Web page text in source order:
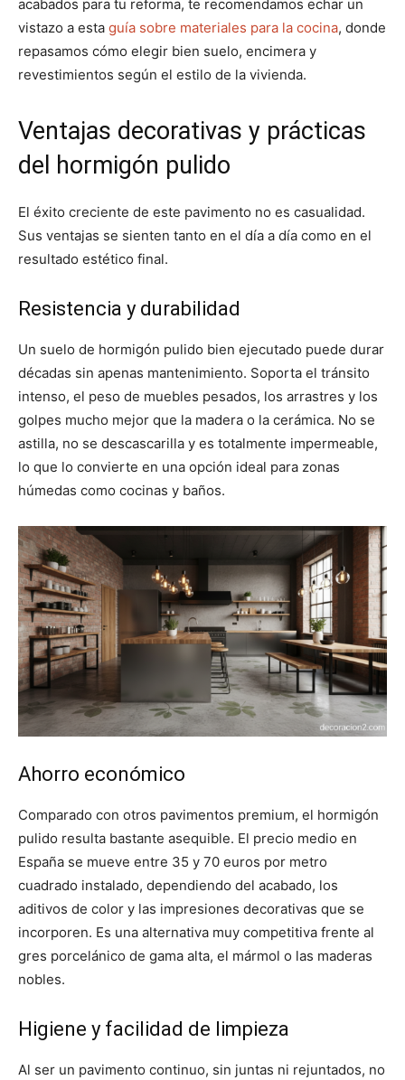
acabados para tu reforma, te recomendamos echar un
vistazo a esta guía sobre materiales para la cocina, donde
repasamos cómo elegir bien suelo, encimera y
revestimientos según el estilo de la vivienda.
Ventajas decorativas y prácticas
del hormigón pulido
El éxito creciente de este pavimento no es casualidad.
Sus ventajas se sienten tanto en el día a día como en el
resultado estético final.
Resistencia y durabilidad
Un suelo de hormigón pulido bien ejecutado puede durar
décadas sin apenas mantenimiento. Soporta el tránsito
intenso, el peso de muebles pesados, los arrastres y los
golpes mucho mejor que la madera o la cerámica. No se
astilla, no se descascarilla y es totalmente impermeable,
lo que lo convierte en una opción ideal para zonas
húmedas como cocinas y baños.
Ahorro económico
Comparado con otros pavimentos premium, el hormigón
pulido resulta bastante asequible. El precio medio en
España se mueve entre 35 y 70 euros por metro
cuadrado instalado, dependiendo del acabado, los
aditivos de color y las impresiones decorativas que se
incorporen. Es una alternativa muy competitiva frente al
gres porcelánico de gama alta, el mármol o las maderas
nobles.
Higiene y facilidad de limpieza
Al ser un pavimento continuo, sin juntas ni rejuntados, no